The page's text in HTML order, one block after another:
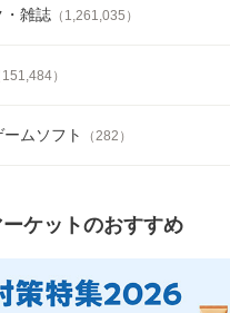
・雑誌 （ 1,261,035 ）
151,484）
ムソフト （282 ）
ケットのおすすめ